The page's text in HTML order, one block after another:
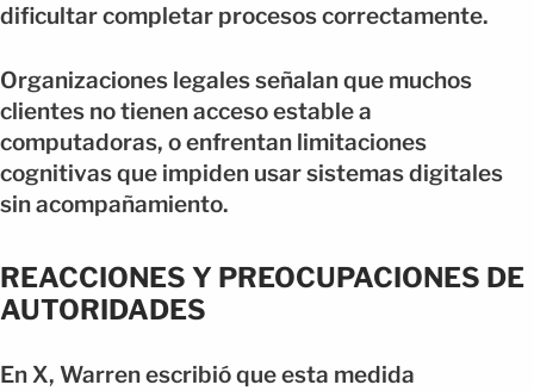
dificultar completar procesos correctamente.
Organizaciones legales señalan que muchos
clientes no tienen acceso estable a
computadoras, o enfrentan limitaciones
cognitivas que impiden usar sistemas digitales
sin acompañamiento.
REACCIONES Y PREOCUPACIONES DE
AUTORIDADES
En X, Warren escribió que esta medida